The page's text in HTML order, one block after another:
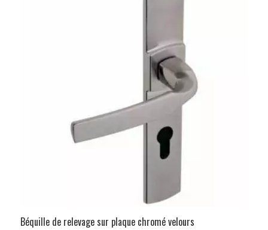
Béquille de relevage sur plaque chromé velours